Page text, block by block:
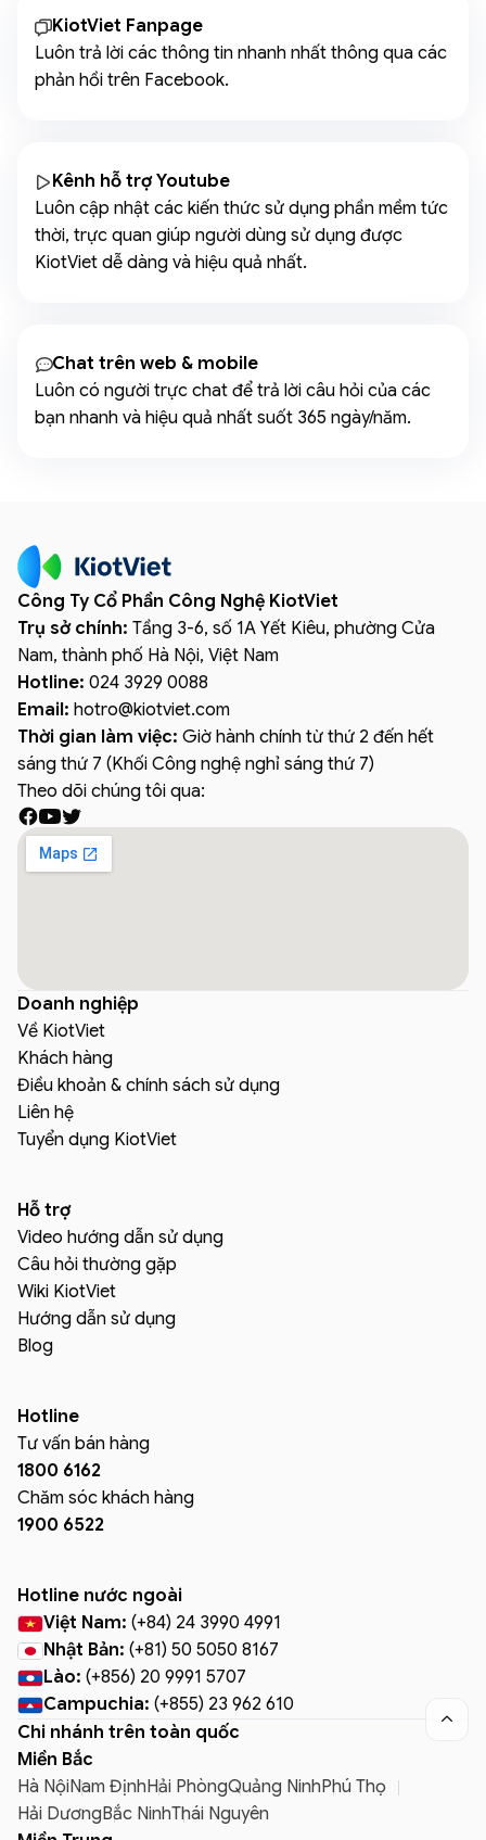
KiotViet Fanpage
Luôn trả lời các thông tin nhanh nhất thông qua các
phản hồi trên Facebook.
Kênh hỗ trợ Youtube
Luôn cập nhật các kiến thức sử dụng phần mềm tức
thời, trực quan giúp người dùng sử dụng được
KiotViet dễ dàng và hiệu quả nhất.
Chat trên web & mobile
Luôn có người trực chat để trả lời câu hỏi của các
bạn nhanh và hiệu quả nhất suốt 365 ngày/năm.
Công Ty Cổ Phần Công Nghệ KiotViet
Trụ sở chính: Tầng 3-6, số 1A Yết Kiêu, phường Cửa
Nam, thành phố Hà Nội, Việt Nam
Hotline: 024 3929 0088
Email: hotro@kiotviet.com
Thời gian làm việc: Giờ hành chính từ thứ 2 đến hết
sáng thứ 7 (Khối Công nghệ nghỉ sáng thứ 7)
Theo dõi chúng tôi qua:
Doanh nghiệp
Về KiotViet
Khách hàng
Điều khoản & chính sách sử dụng
Liên hệ
Tuyển dụng KiotViet
Hỗ trợ
Video hướng dẫn sử dụng
Câu hỏi thường gặp
Wiki KiotViet
Hướng dẫn sử dụng
Blog
Hotline
Tư vấn bán hàng
1800 6162
Chăm sóc khách hàng
1900 6522
Hotline nước ngoài
Việt Nam: (+84) 24 3990 4991
Nhật Bản: (+81) 50 5050 8167
Lào: (+856) 20 9991 5707
Campuchia: (+855) 23 962 610

Chi nhánh trên toàn quốc
Miền Bắc
Hà NộiNam ĐịnhHải PhòngQuảng NinhPhú Thọ
Hải DươngBắc NinhThái Nguyên